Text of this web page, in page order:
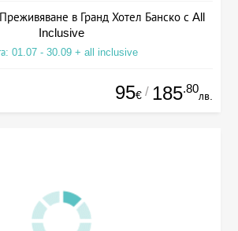
в Гранд Хотел Банско с All
Inclusive
01.07 - 30.09 + all inclusive
95€ / 185.80
лв.